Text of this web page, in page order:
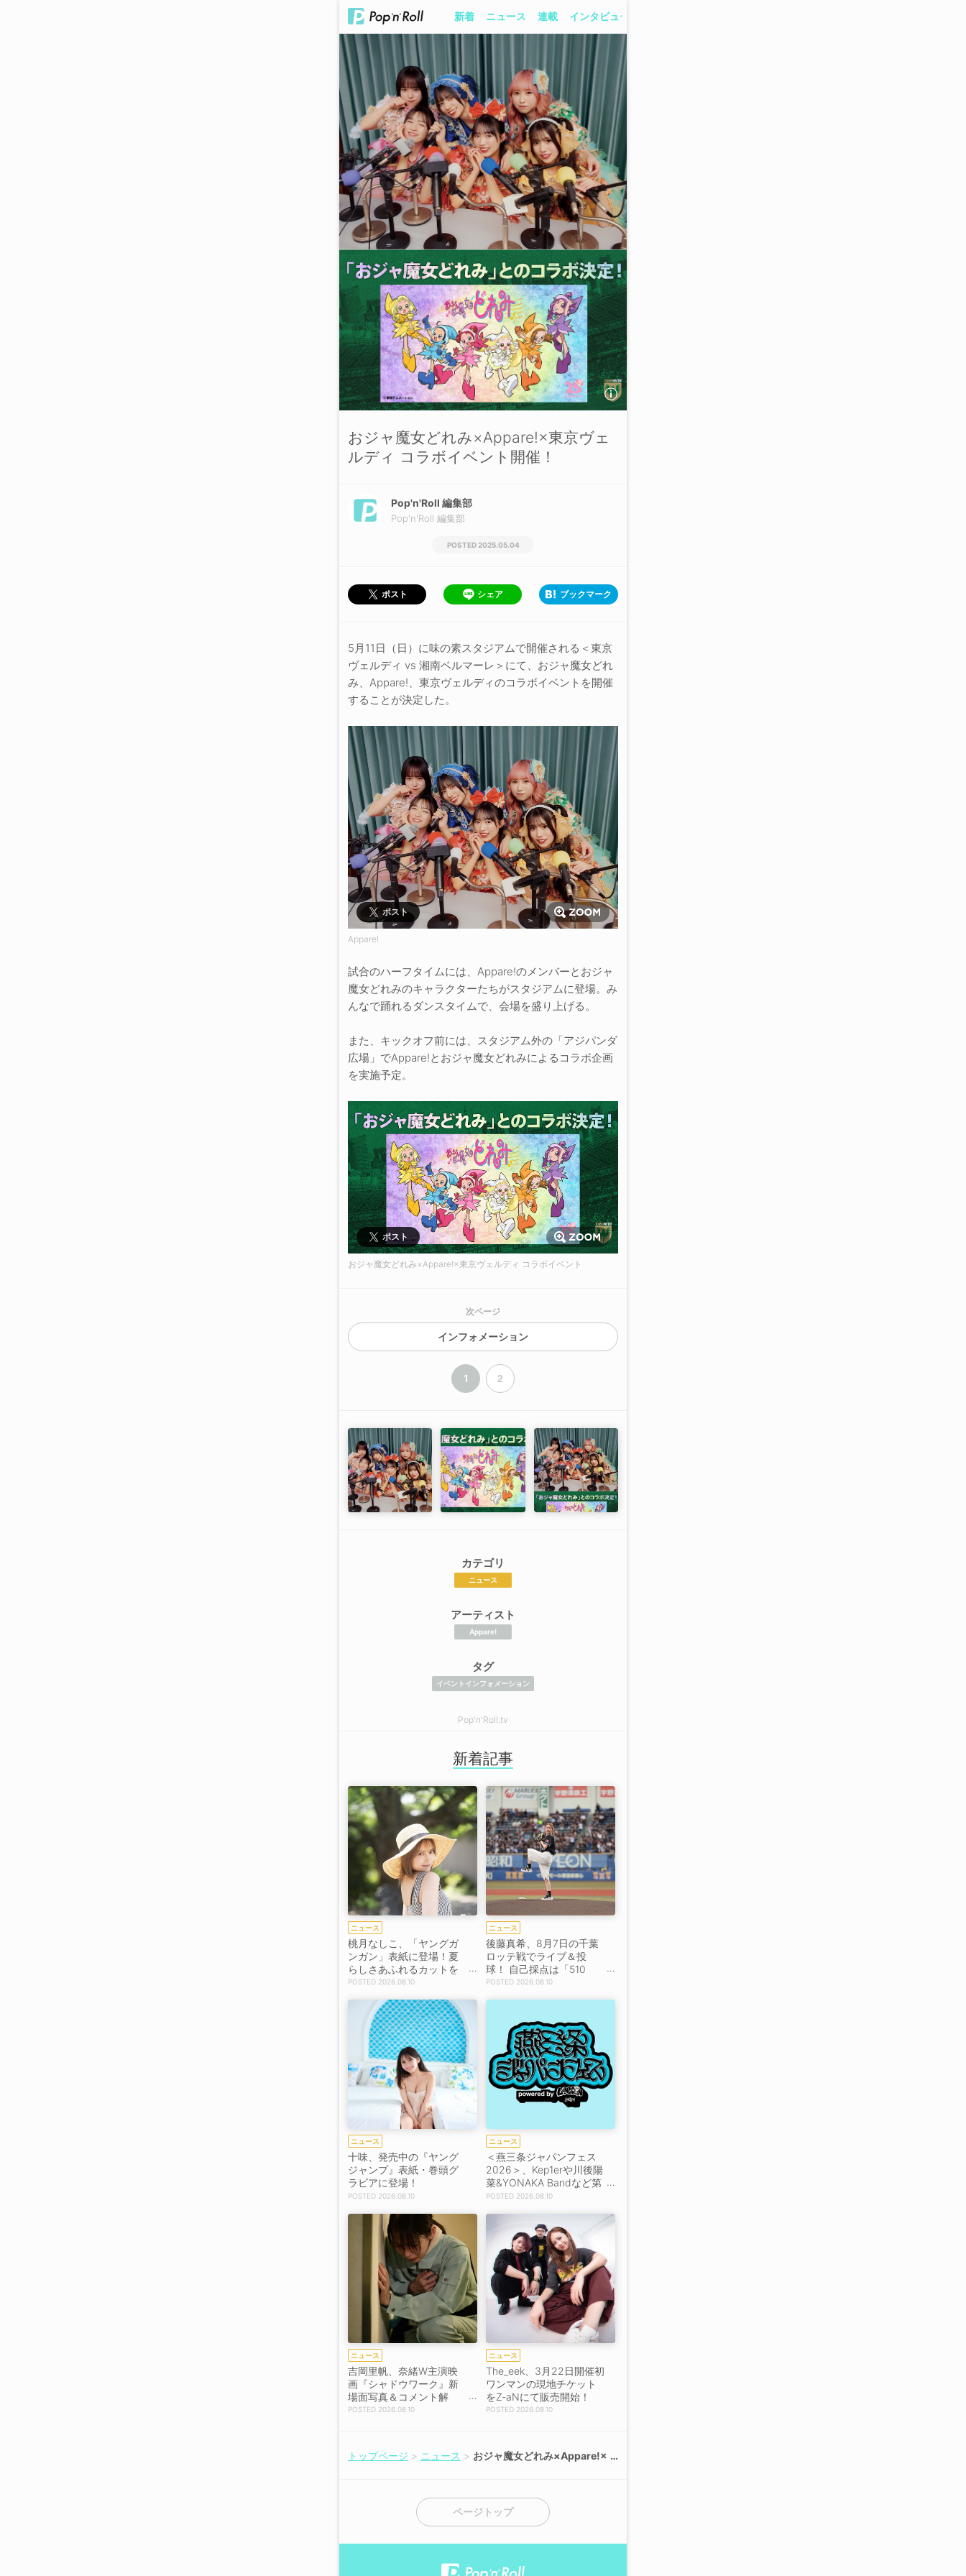
新着 ニュース 連載 インタビュー
おジャ魔女どれみ×Appare!×東京ヴェ
ルディ コラボイベント開催！
Pop'n'Roll 編集部
Pop'n'Roll 編集部
2025.05.04
ポスト シェア ブックマーク
5月11日（日）に味の素スタジアムで開催される＜東京
ヴェルディ vs 湘南ベルマーレ＞にて、おジャ魔女どれ
み、Appare!、東京ヴェルディのコラボイベントを開催
することが決定した。
ポスト
Appare!
試合のハーフタイムには、Appare!のメンバーとおジャ
魔女どれみのキャラクターたちがスタジアムに登場。み
んなで踊れるダンスタイムで、会場を盛り上げる。
また、キックオフ前には、スタジアム外の「アジパンダ
広場」でAppare!とおジャ魔女どれみによるコラボ企画
を実施予定。
ポスト
おジャ魔女どれみ×Appare!×東京ヴェルディ コラボイベント
次ページ
インフォメーション
1 2
カテゴリ
ニュース
アーティスト
Appare!
タグ
イベントインフォメーション
Pop'n'Roll.tv
新着記事
ニュース
桃月なしこ、「ヤングガ
ンガン」表紙に登場！夏
らしさあふれるカットを
披露
2026.08.10
ニュース
後藤真希、8月7日の千葉
ロッテ戦でライブ＆投
球！ 自己採点は「510
点」
2026.08.10
ニュース
十味、発売中の『ヤング
ジャンプ』表紙・巻頭グ
ラビアに登場！
2026.08.10
ニュース
＜燕三条ジャパンフェス
2026＞、Kep1erや川後陽
菜&YONAKA Bandなど第
一弾出演者発表！
2026.08.10
ニュース
吉岡里帆、奈緒W主演映
画『シャドウワーク』新
場面写真＆コメント解
禁！
2026.08.10
ニュース
The_eek、3月22日開催初
ワンマンの現地チケット
をZ-aNにて販売開始！
2026.08.10
トップページ ニュース
おジャ魔女どれみ×Appare!×
ページトップ